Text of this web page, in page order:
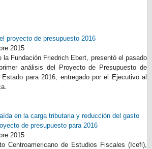
proyecto de presupuesto 2016
2015
la Fundación Friedrich Ebert, presentó el pasado
análisis del Proyecto de Presupuesto de
para 2016, entregado por el Ejecutivo al
en la carga tributaria y reducción del gasto
de presupuesto para 2016
2015
Centroamericano de Estudios Fiscales (Icefi),